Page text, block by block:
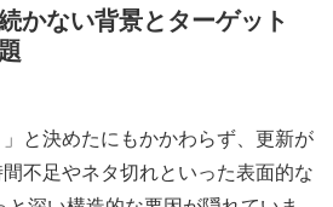
かない背景とターゲット
」と決めたにもかかわらず、更新が
不足やネタ切れといった表面的な